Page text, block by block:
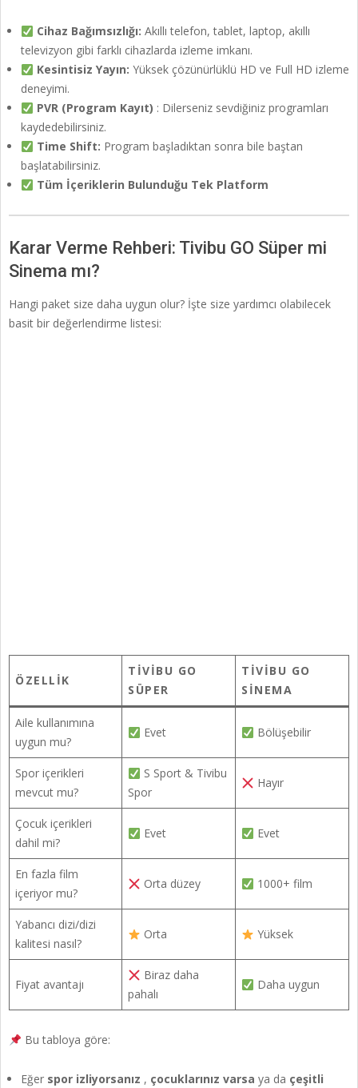
Cihaz Bağımsızlığı: Akıllı telefon, tablet, laptop, akıllı
televizyon gibi farklı cihazlarda izleme imkanı.
Kesintisiz Yayın: Yüksek çözünürlüklü HD ve Full HD izleme
deneyimi.
PVR (Program Kayıt) : Dilerseniz sevdiğiniz programları
kaydedebilirsiniz.
Time Shift: Program başladıktan sonra bile baştan
başlatabilirsiniz.
Tüm İçeriklerin Bulunduğu Tek Platform
Karar Verme Rehberi: Tivibu GO Süper mi
Sinema mı?
Hangi paket size daha uygun olur? İşte size yardımcı olabilecek
basit bir değerlendirme listesi:
ÖZELLIK
TIVIBU GO
SÜPER
TIVIBU GO
SINEMA
Aile kullanımına
uygun mu?
Evet Bölüşebilir
Spor içerikleri
mevcut mu?
S Sport & Tivibu
Spor
Hayır
Çocuk içerikleri
dahil mi?
Evet Evet
En fazla film
içeriyor mu?
Orta düzey 1000+ film
Yabancı dizi/dizi
kalitesi nasıl?
Orta Yüksek
Fiyat avantajı
Biraz daha
pahalı
Daha uygun
Bu tabloya göre:
Eğer spor izliyorsanız , çocuklarınız varsa ya da çeşitli